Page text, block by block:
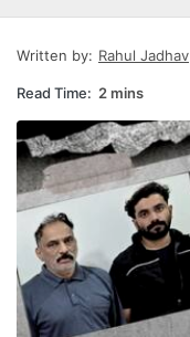
Written by: Rahul Jadhav
Read Time: 2 mins